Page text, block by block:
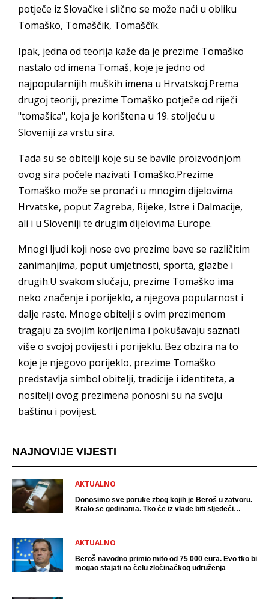
potječe iz Slovačke i slično se može naći u obliku
Tomaško, Tomaščik, Tomaščîk.
Ipak, jedna od teorija kaže da je prezime Tomaško
nastalo od imena Tomaš, koje je jedno od
najpopularnijih muških imena u Hrvatskoj.Prema
drugoj teoriji, prezime Tomaško potječe od riječi
"tomašica", koja je korištena u 19. stoljeću u
Sloveniji za vrstu sira.
Tada su se obitelji koje su se bavile proizvodnjom
ovog sira počele nazivati Tomaško.Prezime
Tomaško može se pronaći u mnogim dijelovima
Hrvatske, poput Zagreba, Rijeke, Istre i Dalmacije,
ali i u Sloveniji te drugim dijelovima Europe.
Mnogi ljudi koji nose ovo prezime bave se različitim
zanimanjima, poput umjetnosti, sporta, glazbe i
drugih.U svakom slučaju, prezime Tomaško ima
neko značenje i porijeklo, a njegova popularnost i
dalje raste. Mnoge obitelji s ovim prezimenom
tragaju za svojim korijenima i pokušavaju saznati
više o svojoj povijesti i porijeklu. Bez obzira na to
koje je njegovo porijeklo, prezime Tomaško
predstavlja simbol obitelji, tradicije i identiteta, a
nositelji ovog prezimena ponosni su na svoju
baštinu i povijest.
NAJNOVIJE VIJESTI
AKTUALNO
Donosimo sve poruke zbog kojih je Beroš u zatvoru.
Kralo se godinama. Tko će iz vlade biti sljedeći
AKTUALNO
Beroš navodno primio mito od 75 000 eura. Evo tko bi
mogao stajati na čelu zločinačkog udruženja